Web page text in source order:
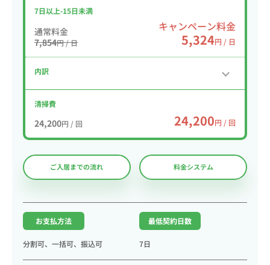
7日以上-15日未満
通常料金
7,854円 / 日
キャンペーン料金
5,324円 / 日
内訳
清掃費
24,200円 / 回 24,200円 / 回
ご入居までの流れ 料金システム
お支払方法
分割可、一括可、振込可
最低契約日数
7日